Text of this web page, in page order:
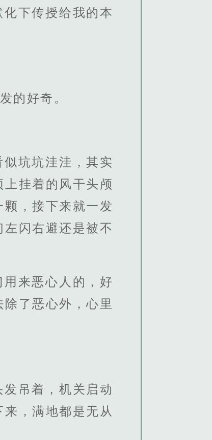
下传授给我的本
的好奇。
坑坑洼洼，其实
挂着的风干头颅
，接下来就一发
闪右避还是被不
来恶心人的，好
了恶心外，心里
吊着，机关启动
，满地都是无从